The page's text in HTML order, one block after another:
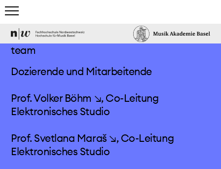
home
studium
team & gäste
events & news
elektronisches studio
team
Dozierende und Mitarbeitende
Prof. Volker Böhm ↘, Co-Leitung
Elektronisches Studio
Prof. Svetlana Maraš ↘, Co-Leitung
Elektronisches Studio